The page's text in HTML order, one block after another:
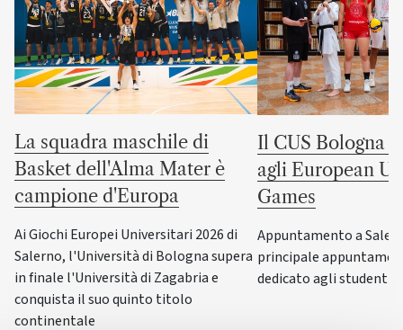
La squadra maschile di
Basket dell'Alma Mater è
campione d'Europa
Ai Giochi Europei Universitari 2026 di
Salerno, l'Università di Bologna supera
in finale l'Università di Zagabria e
conquista il suo quinto titolo
continentale
Il CUS Bologna
agli European
Games
Appuntamento a
principale
dedicato agli